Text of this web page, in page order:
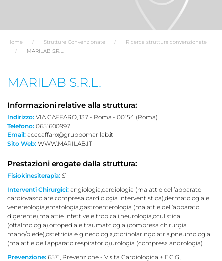
Home Strutture Convenzionate
Ricerca strutture convenzionate
MARILAB S.R.L.
MARILAB S.R.L.
Informazioni relative alla struttura:
Indirizzo: VIA CAFFARO, 137 - Roma - 00154 (Roma)
Telefono: 0651600997
Email: acccaffaro@gruppomarilab.it
Sito Web: WWW.MARILAB.IT
Prestazioni erogate dalla struttura:
Fisiokinesiterapia: Sì
Interventi Chirurgici: angiologia,cardiologia (malattie dell’apparato
cardiovascolare compresa cardiologia interventistica),dermatologia e
venereologia,ematologia,gastroenterologia (malattie dell’apparato
digerente),malattie infettive e tropicali,neurologia,oculistica
(oftalmologia),ortopedia e traumatologia (compresa chirurgia
mano/piede),ostetricia e ginecologia,otorinolaringoiatria,pneumologia
(malattie dell’apparato respiratorio),urologia (compresa andrologia)
Prevenzione: 6571, Prevenzione - Visita Cardiologica + E.C.G.,